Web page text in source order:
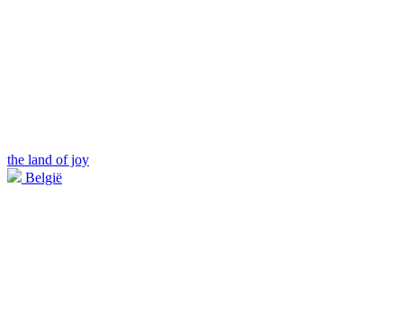
the land of joy
België